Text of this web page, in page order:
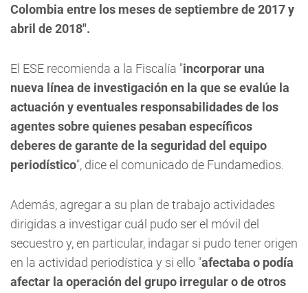
Colombia entre los meses de septiembre de 2017 y
abril de 2018".
El ESE recomienda a la Fiscalía "incorporar una
nueva línea de investigación en la que se evalúe la
actuación y eventuales responsabilidades de los
agentes sobre quienes pesaban específicos
deberes de garante de la seguridad del equipo
periodístico", dice el comunicado de Fundamedios.
Además, agregar a su plan de trabajo actividades
dirigidas a investigar cuál pudo ser el móvil del
secuestro y, en particular, indagar si pudo tener origen
en la actividad periodística y si ello "afectaba o podía
afectar la operación del grupo irregular o de otros